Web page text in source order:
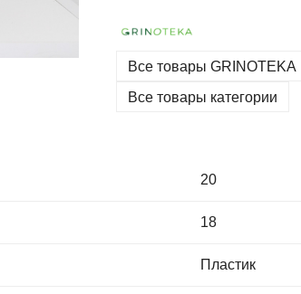
Все товары GRINOTEKA
Все товары категории
20
18
Пластик